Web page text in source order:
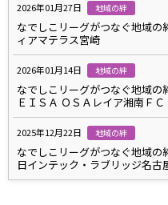
2026年01月27日 地域の絆
なでしこリーグがつなぐ地域
ィアマテラス宮崎
2026年01月14日 地域の絆
なでしこリーグがつなぐ地域の
ＥＩＳＡ ＯＳＡレイア湘南ＦＣ
2025年12月22日 地域の絆
なでしこリーグがつなぐ地域
日インテック・ラブリッジ名古